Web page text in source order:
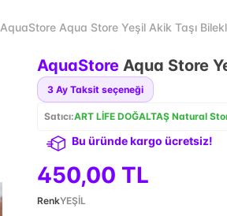
AquaStore Aqua Store Yeşil Akik Taşı
AquaStore Aqua Store
3 Ay Taksit seçeneği
Satıcı:ART LİFE DOĞALTAŞ Natural
Bu üründe kargo ücretsiz!
450,00 TL
RenkYEŞİL